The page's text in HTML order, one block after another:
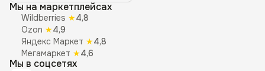
Мы на маркетплейсах
Wildberries ★4,8
Ozon ★4,9
Яндекс Маркет ★4,8
Мегамаркет ★4,6
Мы в соцсетях